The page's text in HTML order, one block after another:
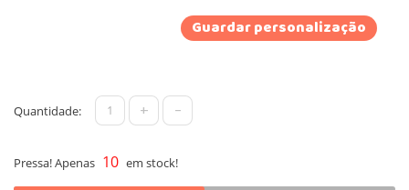
Guardar personalização
Quantidade: + -
Pressa! Apenas 10 em stock!